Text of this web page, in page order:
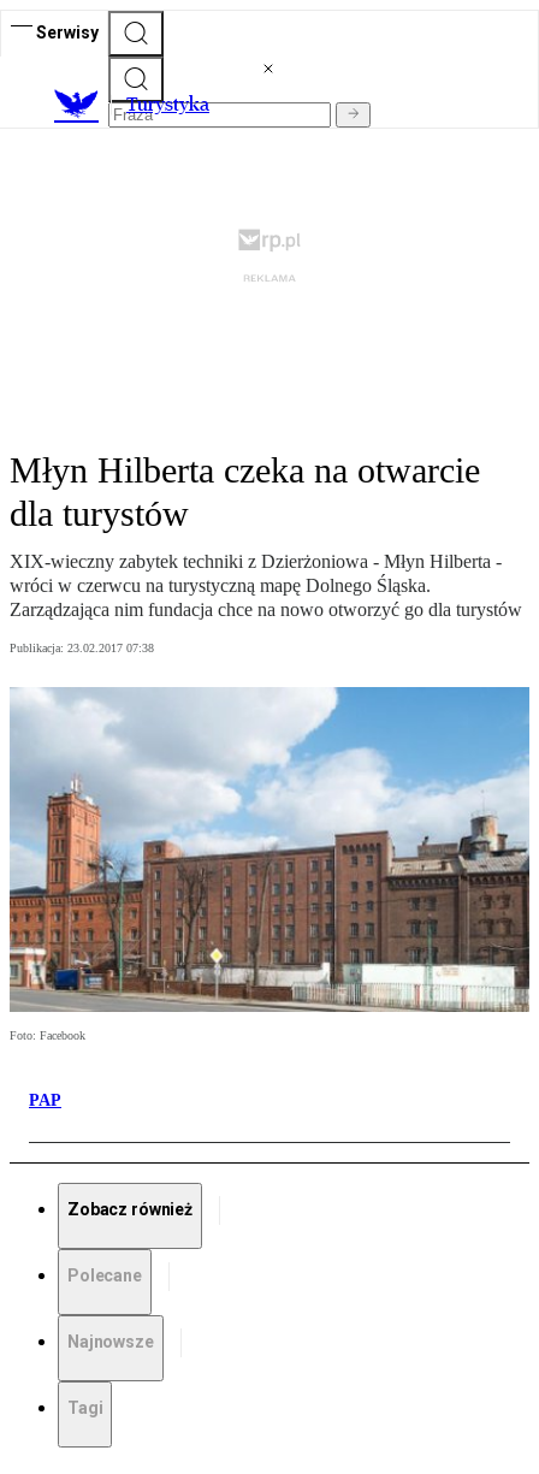
Serwisy
Turystyka
Młyn Hilberta czeka na otwarcie
dla turystów
XIX-wieczny zabytek techniki z Dzierżoniowa - Młyn Hilberta -
wróci w czerwcu na turystyczną mapę Dolnego Śląska.
Zarządzająca nim fundacja chce na nowo otworzyć go dla turystów
Publikacja: 23.02.2017 07:38
Foto: Facebook
PAP
Zobacz również
Polecane
Najnowsze
Tagi